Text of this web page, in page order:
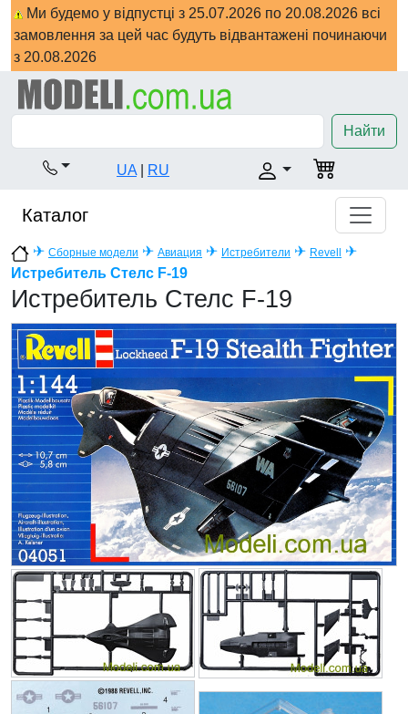
Ми будемо у відпустці з 25.07.2026 по 20.08.2026 всі
замовлення за цей час будуть відвантажені починаючи
з 20.08.2026
Найти
UA RU
Каталог
✈ Сборные модели ✈ Авиация ✈ Истребители ✈ Revell
✈
Истребитель Стелс F-19
Истребитель Стелс F-19